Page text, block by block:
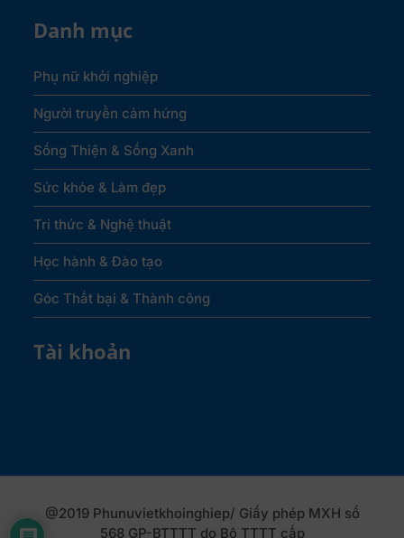
Danh mục
Phụ nữ khởi nghiệp
Người truyền cảm hứng
Sống Thiện & Sống Xanh
Sức khỏe & Làm đẹp
Tri thức & Nghệ thuật
Học hành & Đào tạo
Góc Thất bại & Thành công
Tài khoản
@2019 Phunuvietkhoinghiep/ Giấy phép MXH số
568 GP-BTTTT do Bộ TTTT cấp